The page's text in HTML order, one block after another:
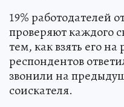
19% работодателей
проверяют каждого
тем, как взять его на
респондентов
звонили на
соискателя.